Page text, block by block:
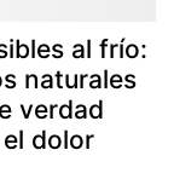
al frío:
naturales
verdad
dolor